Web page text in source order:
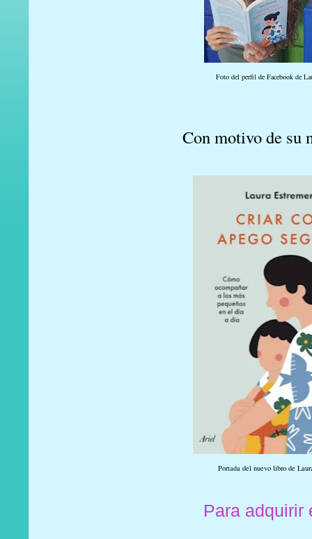
Foto del perfil de Facebook de
Con motivo de su
Portada del nuevo libro de
Para adquirir